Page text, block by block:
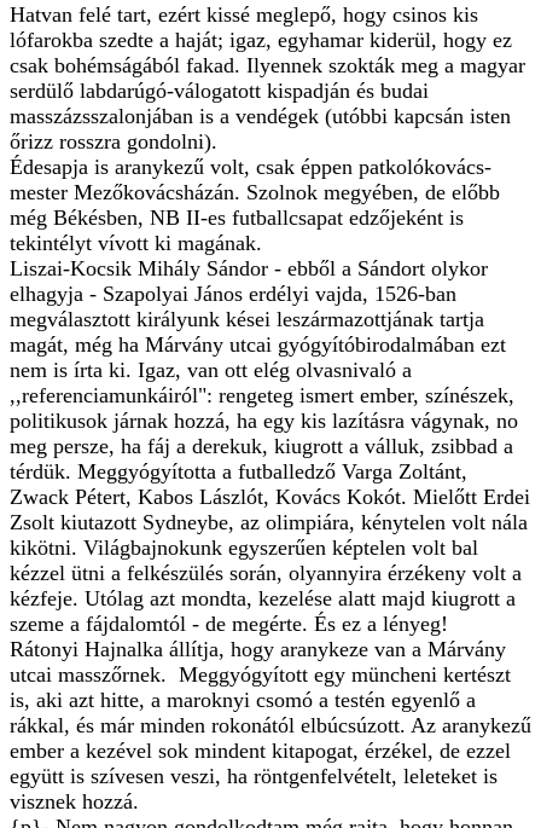
Hatvan felé tart, ezért kissé meglepő, hogy csinos kis
lófarokba szedte a haját; igaz, egyhamar kiderül, hogy ez
csak bohémságából fakad. Ilyennek szokták meg a magyar
serdülő labdarúgó-válogatott kispadján és budai
masszázsszalonjában is a vendégek (utóbbi kapcsán isten
őrizz rosszra gondolni).
Édesapja is aranykezű volt, csak éppen patkolókovács-
mester Mezőkovácsházán. Szolnok megyében, de előbb
még Békésben, NB II-es futballcsapat edzőjeként is
tekintélyt vívott ki magának.
Liszai-Kocsik Mihály Sándor - ebből a Sándort olykor
elhagyja - Szapolyai János erdélyi vajda, 1526-ban
megválasztott királyunk kései leszármazottjának tartja
magát, még ha Márvány utcai gyógyítóbirodalmában ezt
nem is írta ki. Igaz, van ott elég olvasnivaló a
,,referenciamunkáiról": rengeteg ismert ember, színészek,
politikusok járnak hozzá, ha egy kis lazításra vágynak, no
meg persze, ha fáj a derekuk, kiugrott a válluk, zsibbad a
térdük. Meggyógyította a futballedző Varga Zoltánt,
Zwack Pétert, Kabos Lászlót, Kovács Kokót. Mielőtt Erdei
Zsolt kiutazott Sydneybe, az olimpiára, kénytelen volt nála
kikötni. Világbajnokunk egyszerűen képtelen volt bal
kézzel ütni a felkészülés során, olyannyira érzékeny volt a
kézfeje. Utólag azt mondta, kezelése alatt majd kiugrott a
szeme a fájdalomtól - de megérte. És ez a lényeg!
Rátonyi Hajnalka állítja, hogy aranykeze van a Márvány
utcai masszőrnek. Meggyógyított egy müncheni kertészt
is, aki azt hitte, a maroknyi csomó a testén egyenlő a
rákkal, és már minden rokonától elbúcsúzott. Az aranykezű
ember a kezével sok mindent kitapogat, érzékel, de ezzel
együtt is szívesen veszi, ha röntgenfelvételt, leleteket is
visznek hozzá.